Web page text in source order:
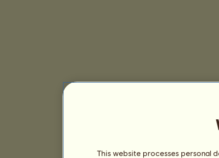
This website processes personal